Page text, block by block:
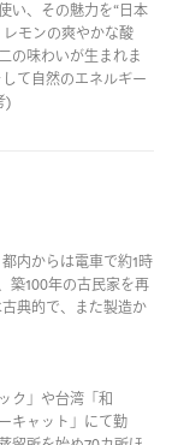
い、その魅力を“日本
モンの爽やかな酸
の味わいが生まれま
て自然のエネルギー
)
内からは電車で約1時
築100年の古民家を再
典的で、また製造か
ク」や台湾「和
キャット」にて勤